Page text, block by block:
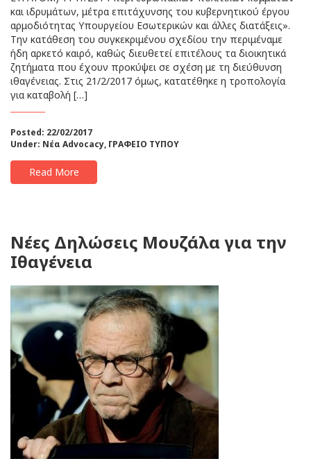
και ιδρυμάτων, μέτρα επιτάχυνσης του κυβερνητικού έργου
αρμοδιότητας Υπουργείου Εσωτερικών και άλλες διατάξεις».
Την κατάθεση του συγκεκριμένου σχεδίου την περιμέναμε
ήδη αρκετό καιρό, καθώς διευθετεί επιτέλους τα διοικητικά
ζητήματα που έχουν προκύψει σε σχέση με τη διεύθυνση
ιθαγένειας. Στις 21/2/2017 όμως, κατατέθηκε η τροπολογία
για καταβολή […]
Posted: 22/02/2017
Under: Νέα Advocacy, ΓΡΑΦΕΙΟ ΤΥΠΟΥ
Read More
Νέες Δηλώσεις Μουζάλα για την
Ιθαγένεια